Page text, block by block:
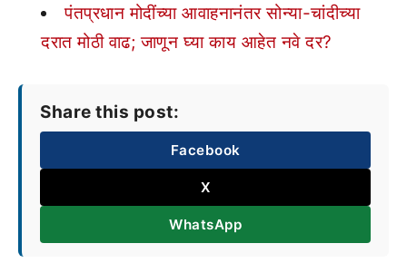
पंतप्रधान मोदींच्या आवाहनानंतर सोन्या-चांदीच्या
दरात मोठी वाढ; जाणून घ्या काय आहेत नवे दर?
Share this post:
Facebook
X
WhatsApp